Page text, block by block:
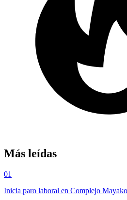
Más leídas
01
Inicia paro laboral en Complejo